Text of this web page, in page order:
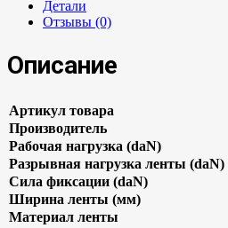
Детали
Отзывы (0)
Описание
Артикул товара
Производитель
Рабочая нагрузка (daN)
Разрывная нагрузка ленты (daN)
Сила фиксации (daN)
Ширина ленты (мм)
Материал ленты